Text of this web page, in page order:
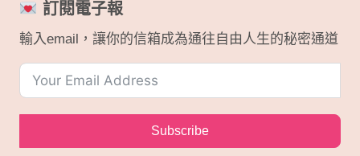
訂閱電子報
輸入email，讓你的信箱成為通往自由人生的秘密通道
Subscribe